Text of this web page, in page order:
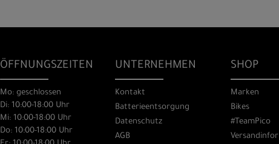
ÖFFNUNGSZEITEN
Mo: geschlossen
Di: 10:00-18:00 Uhr
Mi: 10:00-18:00 Uhr
Do: 10:00-18:00 Uhr
UNTERNEHMEN
Kontakt
Batterieentsorgung
Datenschutz
AGB
SHOP
Marken
Bikes
#TeamPico